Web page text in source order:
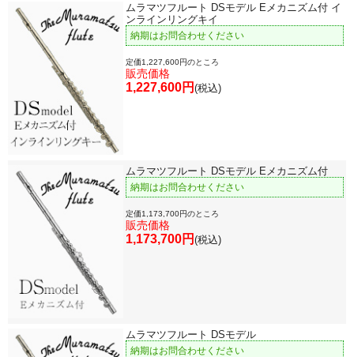
ムラマツフルート DSモデル Eメカニズム付 イ
ンラインリングキイ
納期はお問合わせください
定価1,227,600円のところ
販売価格
1,227,600円 (税込)
ムラマツフルート DSモデル Eメカニズム付
納期はお問合わせください
定価1,173,700円のところ
販売価格
1,173,700円 (税込)
ムラマツフルート DSモデル
納期はお問合わせください